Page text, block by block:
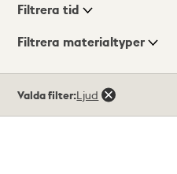
Visningsläge
Filtrera tid
Filtrera materialtyper
träffar
Valda filter:Ljud